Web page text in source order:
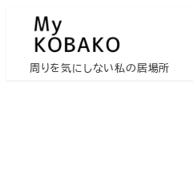
周りを気にしない私の居場所